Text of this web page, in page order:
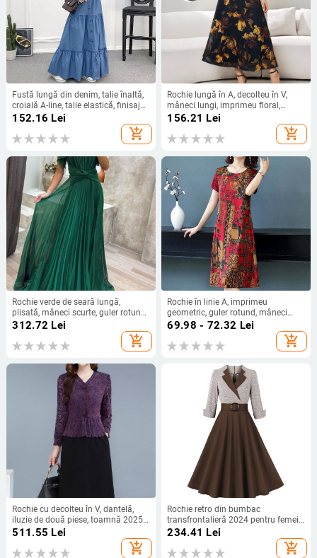
Fustă lungă din denim, talie înaltă,
croială A-line, talie elastică, finisaj
lavat cu nisip
152.16 Lei
add_shopping_cart
Rochie lungă în A, decolteu în V,
mâneci lungi, imprimeu floral,
poliester
156.21 Lei
add_shopping_cart
Rochie verde de seară lungă,
plisată, mâneci scurte, guler rotund,
croială în A
312.72 Lei
add_shopping_cart
Rochie în linie A, imprimeu
geometric, guler rotund, mâneci
scurte, talie medie, fustă lungă, vară
2024, material: amestec de fibre
sintetice
69.98 - 72.32 Lei
add_shopping_cart
Rochie cu decolteu în V, dantelă,
iluzie de două piese, toamnă 2025,
lungime midi
511.55 Lei
add_shopping_cart
Rochie retro din bumbac
transfrontalieră 2024 pentru femei,
stil Hepburn european și american,
carouri, cu mânecă trei sferturi,
fustă cu tiv mare, culoare cafea
234.41 Lei
add_shopping_cart